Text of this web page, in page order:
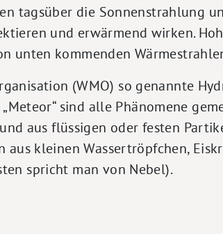
tagsüber die Sonnenstrahlung
und erwärmend wirken.
unten kommenden
(WMO) so genannte
sind alle Phänomene
aus flüssigen oder festen
kleinen Wassertröpfchen,
spricht man von Nebel).